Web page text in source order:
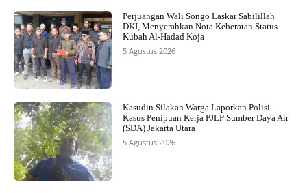
Perjuangan Wali Songo Laskar Sabilillah
DKI, Menyerahkan Nota Keberatan Status
Kubah Al-Hadad Koja
5 Agustus 2026
Kasudin Silakan Warga Laporkan Polisi
Kasus Penipuan Kerja PJLP Sumber Daya Air
(SDA) Jakarta Utara
5 Agustus 2026